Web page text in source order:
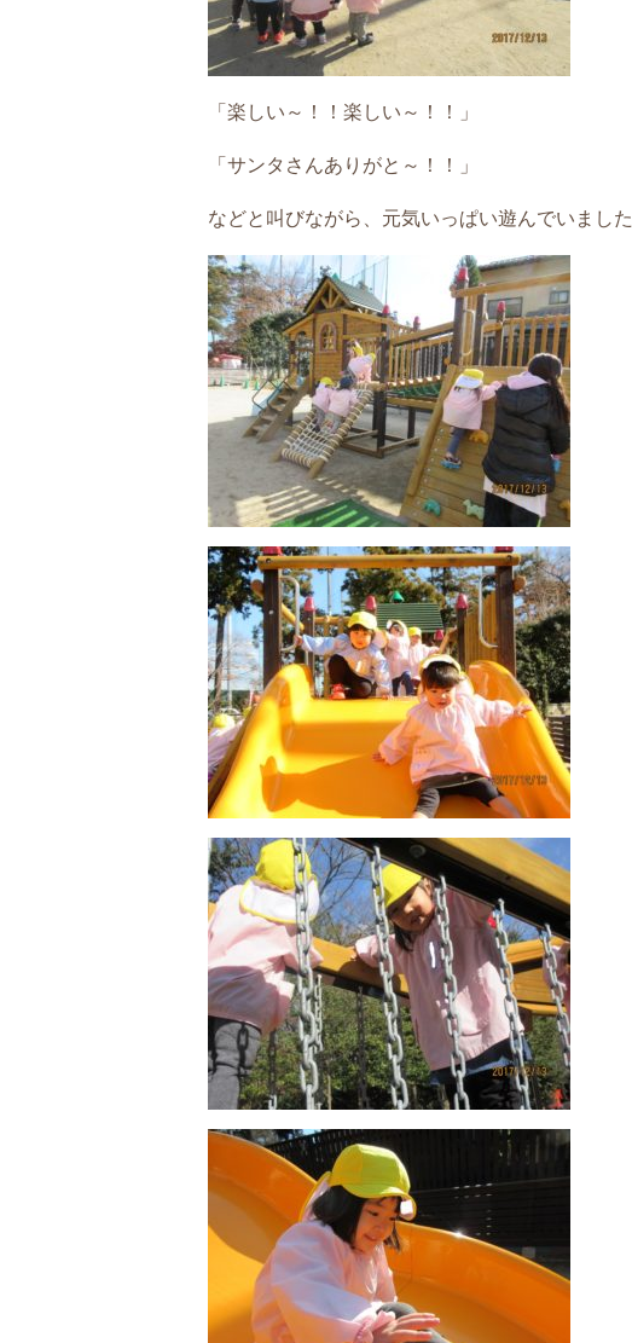
「楽しい～！！楽しい～！！」
「サンタさんありがと～！！」
などと叫びながら、元気いっぱい遊んでいました